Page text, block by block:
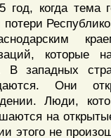
год, когда тема
потери
которые
В западных
Они
Люди,
на
этого не